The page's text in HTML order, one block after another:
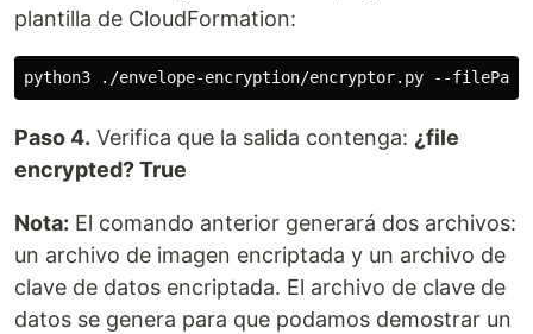
plantilla de CloudFormation:
Paso 4. Verifica que la salida contenga: ¿file
encrypted? True
Nota: El comando anterior generará dos archivos:
un archivo de imagen encriptada y un archivo de
clave de datos encriptada. El archivo de clave de
datos se genera para que podamos demostrar un